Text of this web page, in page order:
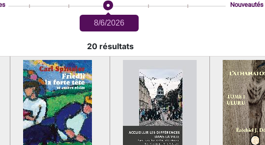
8/6/2026
Nouveautés
20 résultats